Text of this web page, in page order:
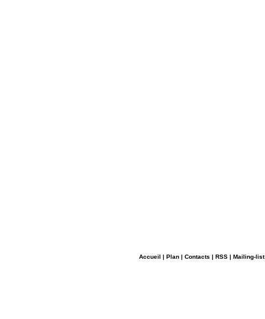
Accueil | Plan | Contacts | RSS | Mailing-list